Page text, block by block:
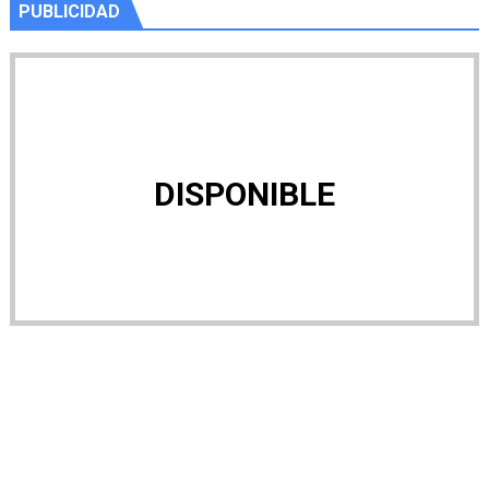
PUBLICIDAD
DISPONIBLE